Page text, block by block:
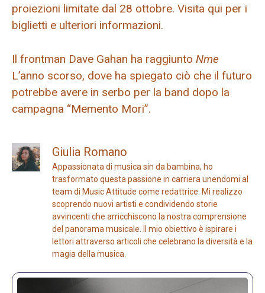
proiezioni limitate dal 28 ottobre. Visita qui per i
biglietti e ulteriori informazioni.
Il frontman Dave Gahan ha raggiunto Nme
L’anno scorso, dove ha spiegato ciò che il futuro
potrebbe avere in serbo per la band dopo la
campagna “Memento Mori”.
Giulia Romano
Appassionata di musica sin da bambina, ho
trasformato questa passione in carriera unendomi al
team di Music Attitude come redattrice. Mi realizzo
scoprendo nuovi artisti e condividendo storie
avvincenti che arricchiscono la nostra comprensione
del panorama musicale. Il mio obiettivo è ispirare i
lettori attraverso articoli che celebrano la diversità e la
magia della musica.